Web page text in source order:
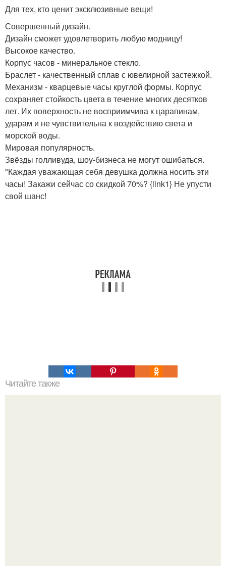
Для тех, кто ценит эксклюзивные вещи!
Совершенный дизайн.
Дизайн сможет удовлетворить любую модницу!
Высокое качество.
Корпус часов - минеральное стекло.
Браслет - качественный сплав с ювелирной застежкой.
Механизм - кварцевые часы круглой формы. Корпус
сохраняет стойкость цвета в течение многих десятков
лет. Их поверхность не восприимчива к царапинам,
ударам и не чувствительна к воздействию света и
морской воды.
Мировая популярность.
Звёзды голливуда, шоу-бизнеса не могут ошибаться.
"Каждая уважающая себя девушка должна носить эти
часы! Закажи сейчас со скидкой 70%? {link1} Не упусти
свой шанс!
Читайте также